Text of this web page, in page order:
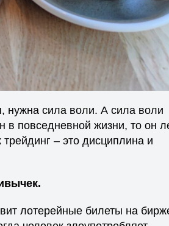
нужна сила воли. А сила воли
в повседневной жизни, то он
трейдинг – это дисциплина и
лотерейные билеты на